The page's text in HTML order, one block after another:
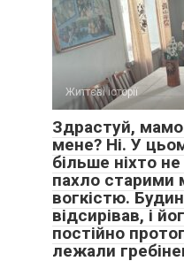
Життєві історії
Здрастуй,
мене? Ні. У
більше ніхто
пахло старими
вогкістю.
відсирівав, і
постійно
лежали